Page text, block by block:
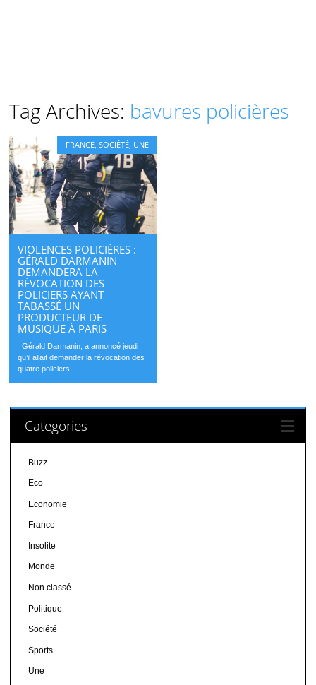
Tag Archives: bavures policières
FRANCE ,SOCIÉTÉ UNE
VIOLENCES POLICIÈRES :
GÉRALD DARMANIN
DEMANDERA LA
RÉVOCATION DES
POLICIERS AYANT
TABASSÉ UN
PRODUCTEUR DE
MUSIQUE À PARIS
Gérald Darmanin, a annoncé jeudi
qu’il allait demander la révocation des
quatre policiers...
Categories
Buzz
Eco
Economie
France
Insolite
Monde
Non classé
Politique
Société
Sports
Une